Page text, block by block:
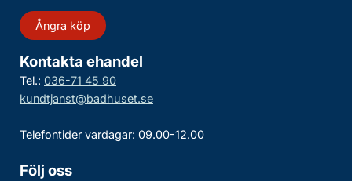
Ångra köp
Kontakta ehandel
Tel.: 036-71 45 90
kundtjanst@badhuset.se
Telefontider vardagar: 09.00-12.00
Följ oss